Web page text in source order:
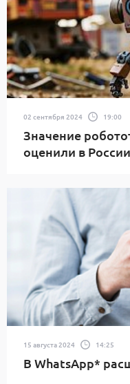
02 сентября 2024 19:00
Значение
оценили в России
15 августа 2024 14:25
В WhatsApp*